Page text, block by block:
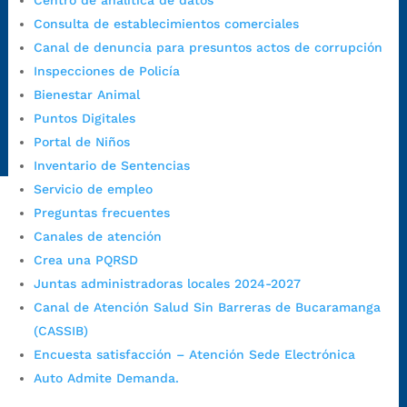
Consulta de establecimientos comerciales
Canal de denuncia para presuntos actos de corrupción
Inspecciones de Policía
Bienestar Animal
Puntos Digitales
Portal de Niños
Inventario de Sentencias
Servicio de empleo
Preguntas frecuentes
Canales de atención
Crea una PQRSD
Juntas administradoras locales 2024-2027
Canal de Atención Salud Sin Barreras de Bucaramanga
(CASSIB)
Encuesta satisfacción – Atención Sede Electrónica
Auto Admite Demanda.
judiciales: notificaciones@bucaramanga.gov.co
Canal de denuncia para presuntos actos de corrupción:
https://canaldenuncia.bucaramanga.gov.co/
Emergencia: https://emergencia.bucaramanga.gov.co/
Radique aquí su queja disciplinaria:
https://www.bucaramanga.gov.co/gobierno-ciudadanos-
1/secretarias/oficina-de-control-interno-disciplinario/
Alcaldía de Bucaramanga
Alcaldía de Bucaramanga